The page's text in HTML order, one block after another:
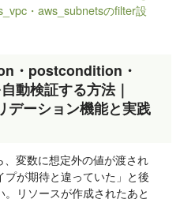
・aws_subnetsのfilter設
・postcondition・
動検証する方法｜
デーション機能と実践
、変数に想定外の値が渡され
が期待と違っていた」と後
リソースが作成されたあと